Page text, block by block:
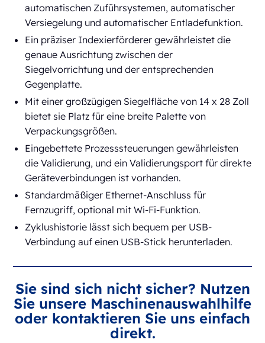
automatischen Zuführsystemen, automatischer
Versiegelung und automatischer Entladefunktion.
Ein präziser Indexierförderer gewährleistet die
genaue Ausrichtung zwischen der
Siegelvorrichtung und der entsprechenden
Gegenplatte.
Mit einer großzügigen Siegelfläche von 14 x 28 Zoll
bietet sie Platz für eine breite Palette von
Verpackungsgrößen.
Eingebettete Prozesssteuerungen gewährleisten
die Validierung, und ein Validierungsport für direkte
Geräteverbindungen ist vorhanden.
Standardmäßiger Ethernet-Anschluss für
Fernzugriff, optional mit Wi-Fi-Funktion.
Zyklushistorie lässt sich bequem per USB-
Verbindung auf einen USB-Stick herunterladen.
Sie sind sich nicht sicher? Nutzen
Sie unsere Maschinenauswahlhilfe
oder kontaktieren Sie uns einfach
direkt.